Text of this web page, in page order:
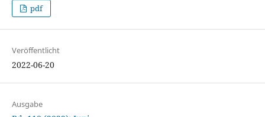
pdf
Veröffentlicht
2022-06-20
Ausgabe